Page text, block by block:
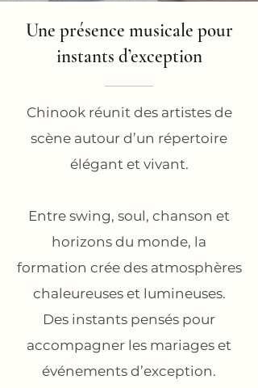
Une présence musicale pour
instants d’exception
Chinook réunit des artistes de
scène autour d’un répertoire
élégant et vivant.
Entre swing, soul, chanson et
horizons du monde, la
formation crée des atmosphères
chaleureuses et lumineuses.
Des instants pensés pour
accompagner les mariages et
événements d’exception.